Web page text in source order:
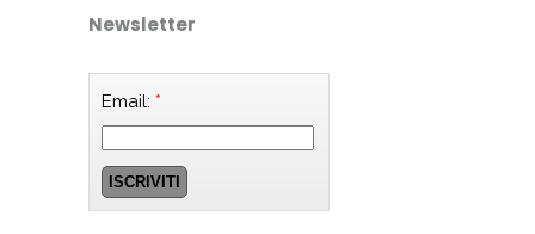
Newsletter
Email: *